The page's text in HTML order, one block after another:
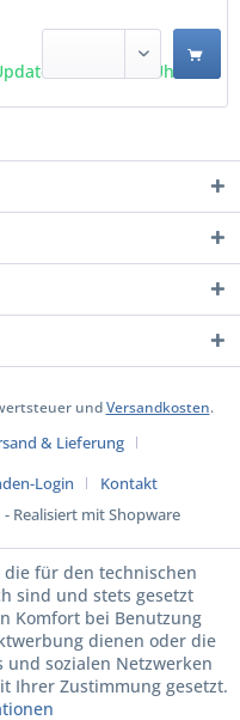
06.08 - 3:03 Uhr
undVersandkosten.
& Lieferung
Login
Kontakt
Realisiert mit Shopware
die für den technischen
sind und stets gesetzt
Komfort bei Benutzung
dienen oder die
sozialen Netzwerken
Ihrer Zustimmung gesetzt.